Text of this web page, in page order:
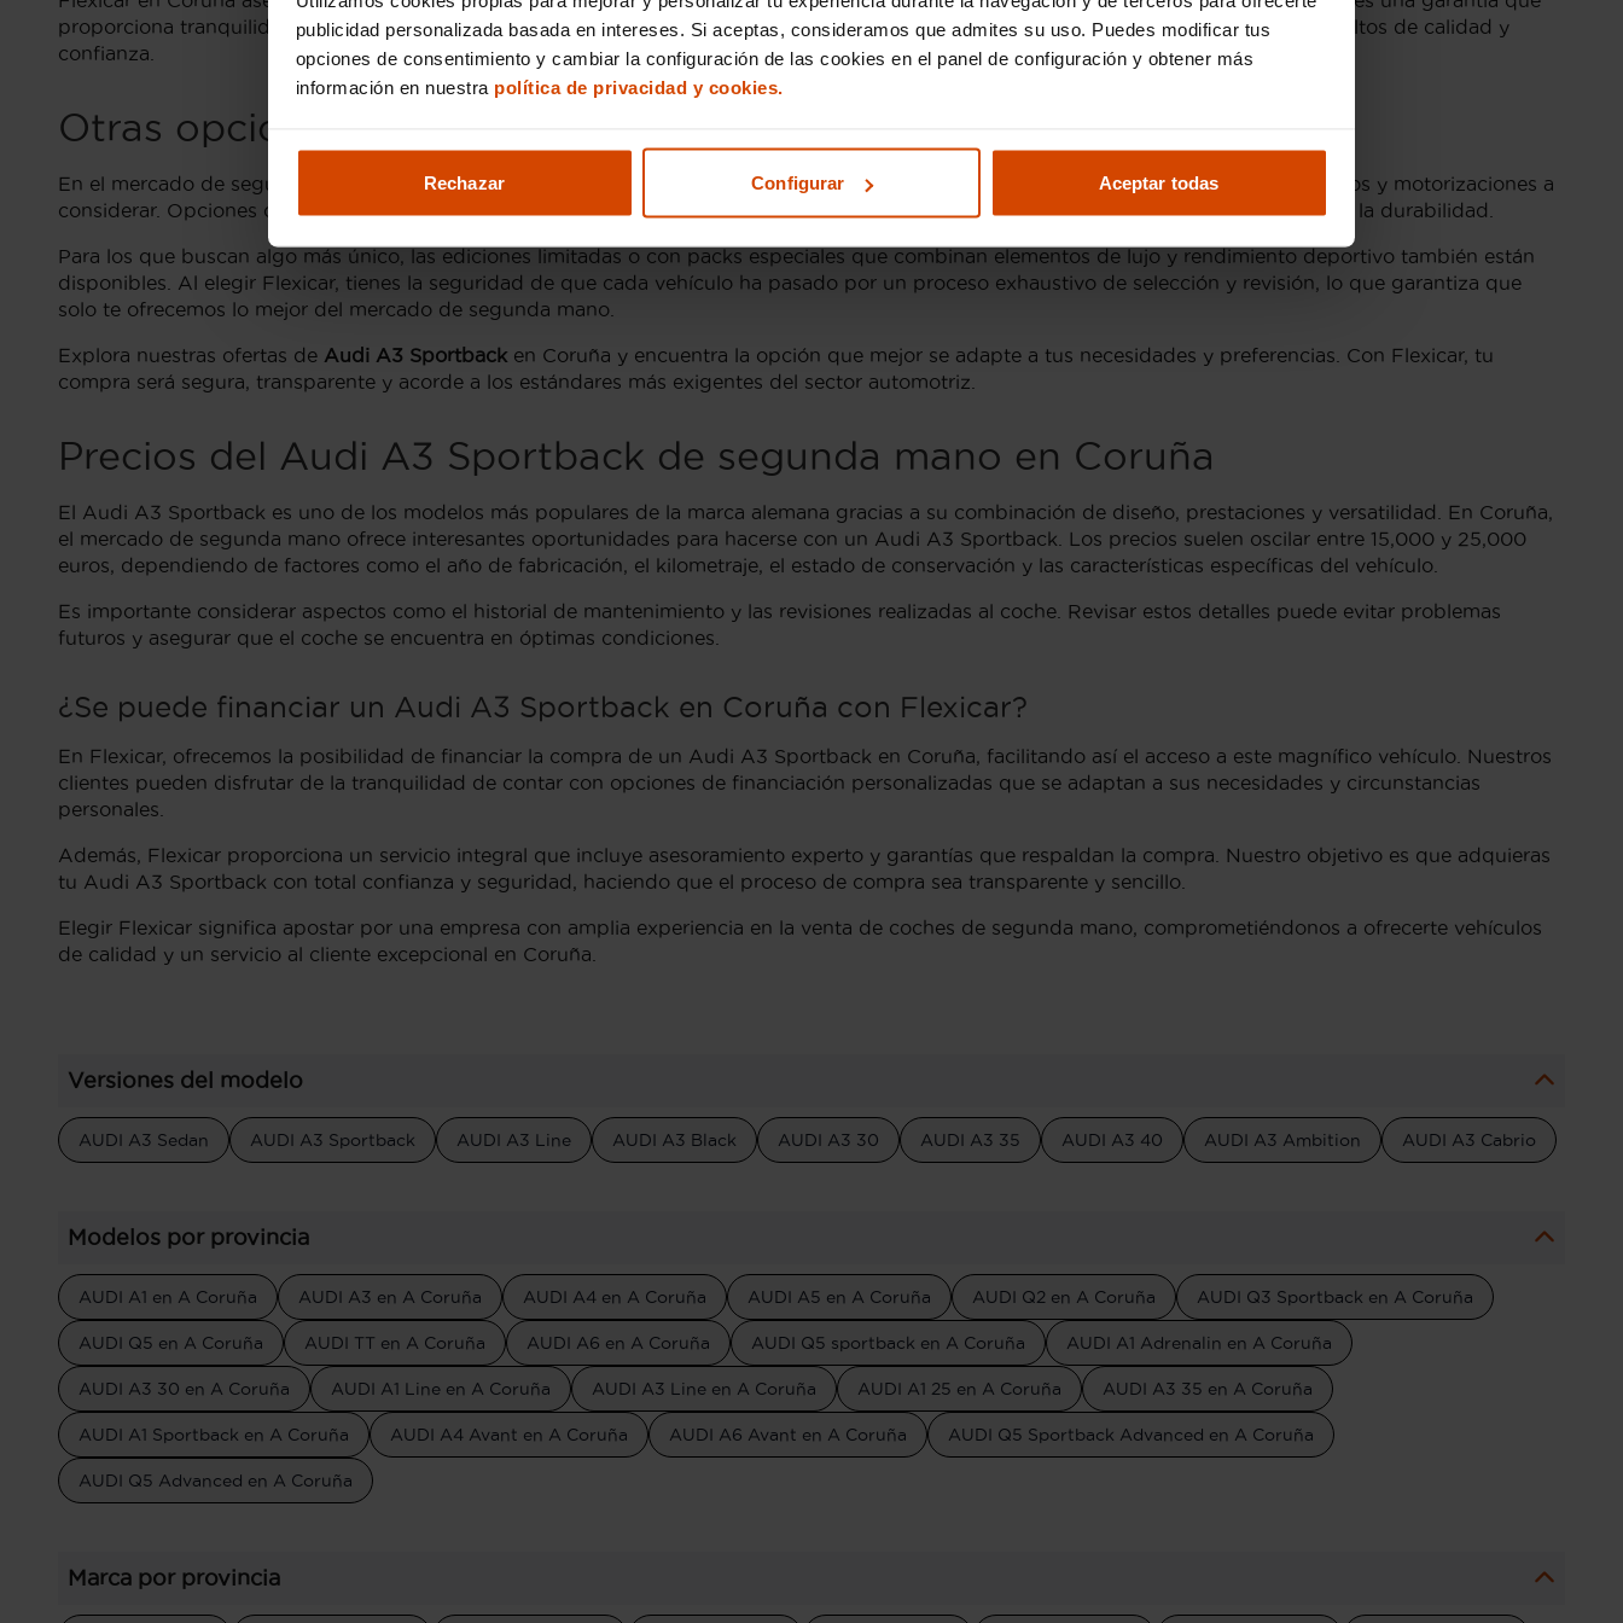
publicidad personalizada basada en intereses. Si aceptas, consideramos que admites su uso. Puedes modificar tus
opciones de consentimiento y cambiar la configuración de las cookies en el panel de configuración y obtener más
información en nuestra política de privacidad y cookies.
Rechazar Configurar Aceptar todas
proporciona tranquilidad. Así, si estás buscando un Audi A3 Sportback en Coruña, nuestras opciones cumplen con los estándares más altos de calidad y
confianza.
Otras opciones a comprar Audi A3 Sportback en Coruña
En el mercado de segunda mano en Coruña, no solo encontrarás el Audi A3 Sportback
, sino también una gama diversificada de acabados y motorizaciones a
considerar. Opciones como elAudi A3 Sportback 30 TFSIy el35 TDIson altamente recomendadas para quienes priorizan la eficiencia y la durabilidad.
Para los que buscan algo más único, las ediciones limitadas o con packs especiales que combinan elementos de lujo y rendimiento deportivo también están
disponibles. Al elegir Flexicar, tienes la seguridad de que cada vehículo ha pasado por un proceso exhaustivo de selección y revisión, lo que garantiza que
solo te ofrecemos lo mejor del mercado de segunda mano.
Explora nuestras ofertas de Audi A3 Sportback en Coruña y encuentra la opción que mejor se adapte a tus necesidades y preferencias. Con Flexicar, tu
compra será segura, transparente y acorde a los estándares más exigentes del sector automotriz.
Precios del Audi A3 Sportback de segunda mano en Coruña
El Audi A3 Sportback es uno de los modelos más populares de la marca alemana gracias a su combinación de diseño, prestaciones y versatilidad. En Coruña,
el mercado de segunda mano ofrece interesantes oportunidades para hacerse con un Audi A3 Sportback. Los precios suelen oscilar entre 15,000 y 25,000
euros, dependiendo de factores como el año de fabricación, el kilometraje, el estado de conservación y las características específicas del vehículo.
Es importante considerar aspectos como el historial de mantenimiento y las revisiones realizadas al coche. Revisar estos detalles puede evitar problemas
futuros y asegurar que el coche se encuentra en óptimas condiciones.
¿Se puede financiar un Audi A3 Sportback en Coruña con Flexicar?
En Flexicar, ofrecemos la posibilidad de financiar la compra de un Audi A3 Sportback en Coruña, facilitando así el acceso a este magnífico vehículo. Nuestros
clientes pueden disfrutar de la tranquilidad de contar con opciones de financiación personalizadas que se adaptan a sus necesidades y circunstancias
personales.
Además, Flexicar proporciona un servicio integral que incluye asesoramiento experto y garantías que respaldan la compra. Nuestro objetivo es que adquieras
tu Audi A3 Sportback con total confianza y seguridad, haciendo que el proceso de compra sea transparente y sencillo.
Elegir Flexicar significa apostar por una empresa con amplia experiencia en la venta de coches de segunda mano, comprometiéndonos a ofrecerte vehículos
de calidad y un servicio al cliente excepcional en Coruña.
Versiones del modelo
AUDI A3 Sedan AUDI A3 Sportback AUDI A3 Line AUDI A3 Black AUDI A3 30 AUDI A3 35 AUDI A3 40 AUDI A3 Ambition AUDI A3 Cabrio
Modelos por provincia
AUDI A1 en A Coruña AUDI A3 en A Coruña AUDI A4 en A Coruña AUDI A5 en A Coruña AUDI Q2 en A Coruña AUDI Q3 Sportback en A Coruña
AUDI Q5 en A Coruña AUDI TT en A Coruña AUDI A6 en A Coruña AUDI Q5 sportback en A Coruña AUDI A1 Adrenalin en A Coruña
AUDI A3 30 en A Coruña AUDI A1 Line en A Coruña AUDI A3 Line en A Coruña AUDI A1 25 en A Coruña AUDI A3 35 en A Coruña
AUDI A1 Sportback en A Coruña AUDI A4 Avant en A Coruña AUDI A6 Avant en A Coruña AUDI Q5 Sportback Advanced en A Coruña
AUDI Q5 Advanced en A Coruña
Marca por provincia